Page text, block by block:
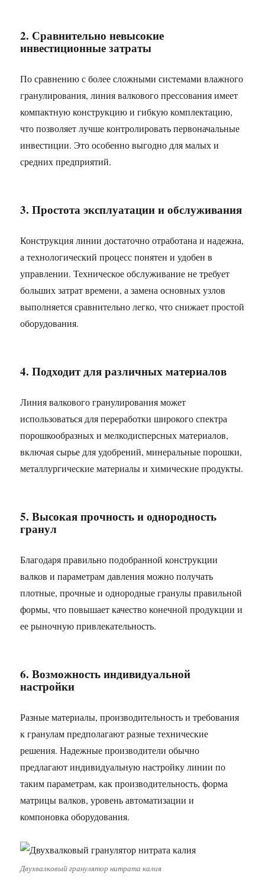
2. Сравнительно невысокие
инвестиционные затраты
По сравнению с более сложными системами влажного
гранулирования, линия валкового прессования имеет
компактную конструкцию и гибкую комплектацию,
что позволяет лучше контролировать первоначальные
инвестиции. Это особенно выгодно для малых и
средних предприятий.
3. Простота эксплуатации и обслуживания
Конструкция линии достаточно отработана и надежна,
а технологический процесс понятен и удобен в
управлении. Техническое обслуживание не требует
больших затрат времени, а замена основных узлов
выполняется сравнительно легко, что снижает простой
оборудования.
4. Подходит для различных материалов
Линия валкового гранулирования может
использоваться для переработки широкого спектра
порошкообразных и мелкодисперсных материалов,
включая сырье для удобрений, минеральные порошки,
металлургические материалы и химические продукты.
5. Высокая прочность и однородность
гранул
Благодаря правильно подобранной конструкции
валков и параметрам давления можно получать
плотные, прочные и однородные гранулы правильной
формы, что повышает качество конечной продукции и
ее рыночную привлекательность.
6. Возможность индивидуальной
настройки
Разные материалы, производительность и требования
к гранулам предполагают разные технические
решения. Надежные производители обычно
предлагают индивидуальную настройку линии по
таким параметрам, как производительность, форма
матрицы валков, уровень автоматизации и
компоновка оборудования.
Двухвалковый гранулятор нитрата калия